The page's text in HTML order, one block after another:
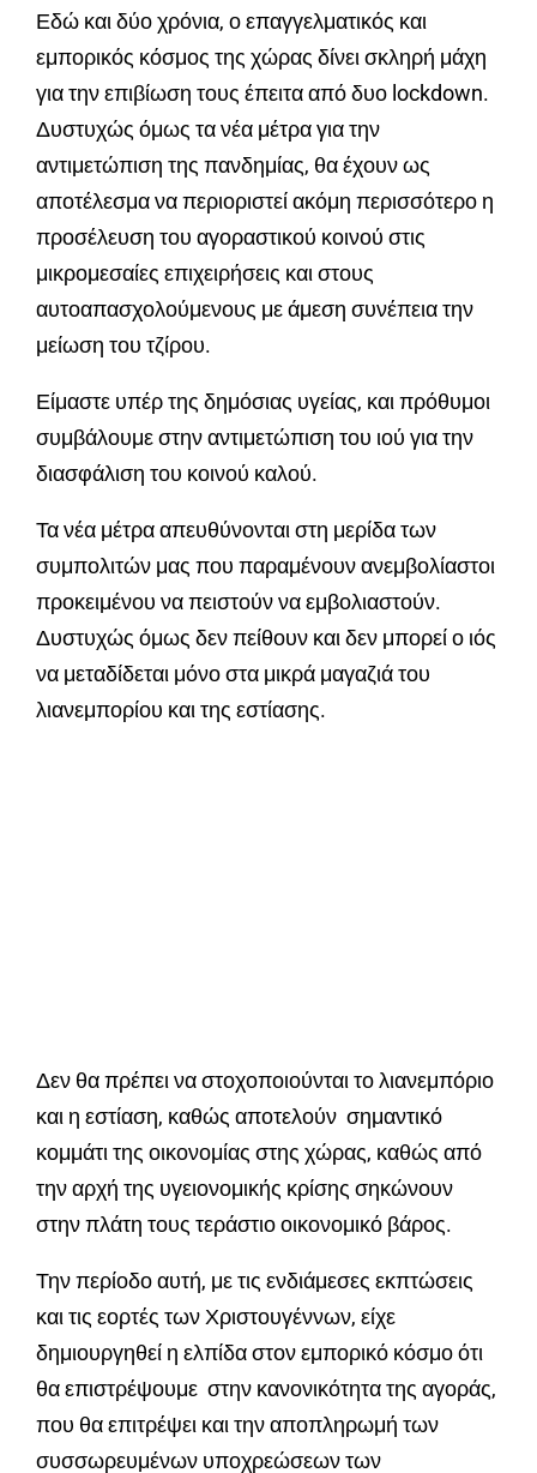
Εδώ και δύο χρόνια, ο επαγγελματικός και
εμπορικός κόσμος της χώρας δίνει σκληρή μάχη
για την επιβίωση τους έπειτα από δυο lockdown.
Δυστυχώς όμως τα νέα μέτρα για την
αντιμετώπιση της πανδημίας, θα έχουν ως
αποτέλεσμα να περιοριστεί ακόμη περισσότερο η
προσέλευση του αγοραστικού κοινού στις
μικρομεσαίες επιχειρήσεις και στους
αυτοαπασχολούμενους με άμεση συνέπεια την
μείωση του τζίρου.
Είμαστε υπέρ της δημόσιας υγείας, και πρόθυμοι
συμβάλουμε στην αντιμετώπιση του ιού για την
διασφάλιση του κοινού καλού.
Τα νέα μέτρα απευθύνονται στη μερίδα των
συμπολιτών μας που παραμένουν ανεμβολίαστοι
προκειμένου να πειστούν να εμβολιαστούν.
Δυστυχώς όμως δεν πείθουν και δεν μπορεί ο ιός
να μεταδίδεται μόνο στα μικρά μαγαζιά του
λιανεμπορίου και της εστίασης.
Δεν θα πρέπει να στοχοποιούνται το λιανεμπόριο
και η εστίαση, καθώς αποτελούν σημαντικό
κομμάτι της οικονομίας στης χώρας, καθώς από
την αρχή της υγειονομικής κρίσης σηκώνουν
στην πλάτη τους τεράστιο οικονομικό βάρος.
Την περίοδο αυτή, με τις ενδιάμεσες εκπτώσεις
και τις εορτές των Χριστουγέννων, είχε
δημιουργηθεί η ελπίδα στον εμπορικό κόσμο ότι
θα επιστρέψουμε στην κανονικότητα της αγοράς,
που θα επιτρέψει και την αποπληρωμή των
συσσωρευμένων υποχρεώσεων των